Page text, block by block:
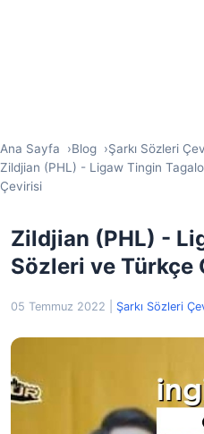
Ana Sayfa Blog
Şarkı Sözleri
Zildjian (PHL) - Ligaw Tingin
Çevirisi
Zildjian (PHL) -
Sözleri ve Türkçe
05 Temmuz 2022 Şarkı Sözleri